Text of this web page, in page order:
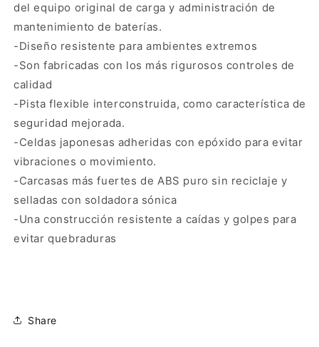
del equipo original de carga y administración de
mantenimiento de baterías.
-Diseño resistente para ambientes extremos
-Son fabricadas con los más rigurosos controles de
calidad
-Pista flexible interconstruida, como característica de
seguridad mejorada.
-Celdas japonesas adheridas con epóxido para evitar
vibraciones o movimiento.
-Carcasas más fuertes de ABS puro sin reciclaje y
selladas con soldadora sónica
-Una construcción resistente a caídas y golpes para
evitar quebraduras
Share